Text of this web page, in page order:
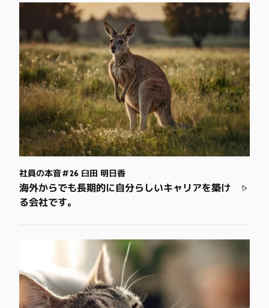
社員の本音＃26 臼田 明日香
海外からでも長期的に自分らしいキャリアを築け
る会社です。